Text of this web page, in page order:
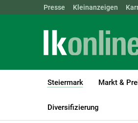
Landwirtschaftskammern:
Presse Kleinanzeigen
Steiermark
(current)1
Markt &
Diversifizierung
LK Steiermark Steiermark